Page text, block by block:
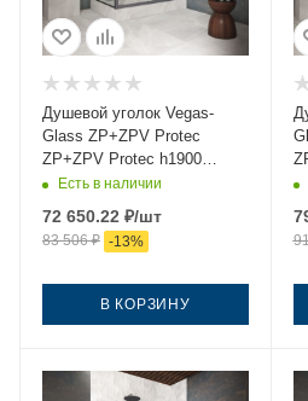
Душевой уголок Vegas-
Glass ZP+ZPV Protec
ZP+ZPV Protec h1900
105*70 06 02 105х70 стекло
вороненая сталь без
поддона
Есть в наличии
72 650.22 ₽/шт
83 506₽ -13%
В КОРЗИНУ